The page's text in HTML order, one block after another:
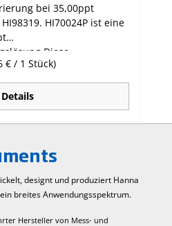
bei 35,00ppt
HI70024P ist eine
Diese
mit einem
standardisiert
NIST 2202 SRM
in deionisiertem
Gebrauch gemäß
€ / 1 Stück)
Details
designt und produziert Hanna
breites Anwendungs­spektrum.
Hersteller von Mess- und